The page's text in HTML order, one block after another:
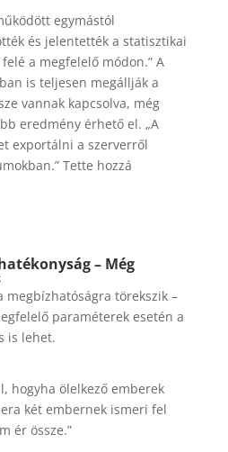
egymástól
és jelentették a statisztikai
a megfelelő módon.” A
is teljesen megállják a
vannak kapcsolva, még
eredmény érhető el. „A
exportálni a szerverről
Tette hozzá
– Még
megbízhatóságra törekszik –
paraméterek esetén a
is lehet.
hogyha ölelkező emberek
két embernek ismeri fel
ér össze.”